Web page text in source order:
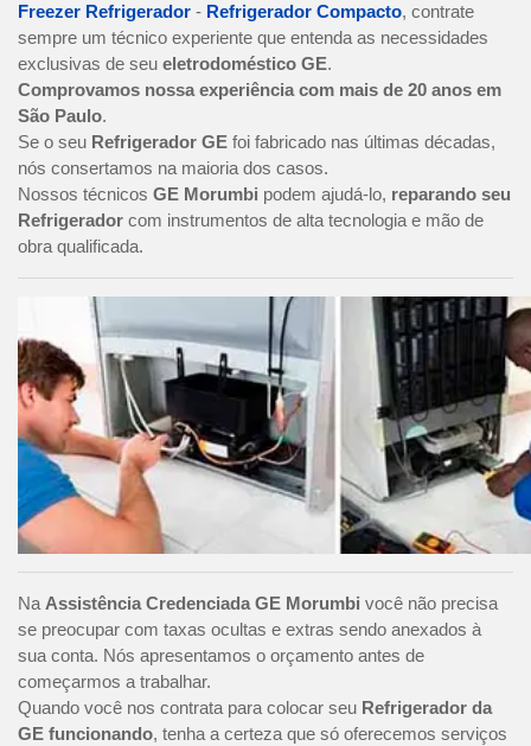
Freezer Refrigerador - Refrigerador Compacto, contrate
sempre um técnico experiente que entenda as necessidades
exclusivas de seu eletrodoméstico GE.
Comprovamos nossa experiência com mais de 20 anos em
São Paulo.
Se o seu Refrigerador GE foi fabricado nas últimas décadas,
nós consertamos na maioria dos casos.
Nossos técnicos GE Morumbi podem ajudá-lo, reparando seu
Refrigerador com instrumentos de alta tecnologia e mão de
obra qualificada.
Na Assistência Credenciada GE Morumbi você não precisa
se preocupar com taxas ocultas e extras sendo anexados à
sua conta. Nós apresentamos o orçamento antes de
começarmos a trabalhar.
Quando você nos contrata para colocar seu Refrigerador da
GE funcionando, tenha a certeza que só oferecemos serviços